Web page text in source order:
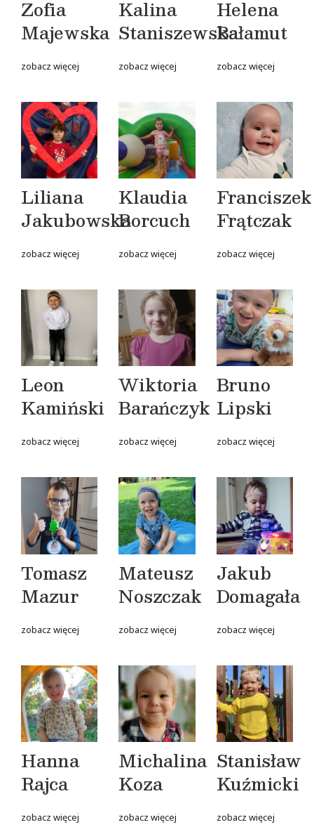
Zofia
Majewska
zobacz więcej
Kalina
Staniszewska
zobacz więcej
Helena
Bałamut
zobacz więcej
Liliana
Jakubowska
zobacz więcej
Klaudia
Borcuch
zobacz więcej
Franciszek
Frątczak
zobacz więcej
Leon
Kamiński
zobacz więcej
Wiktoria
Barańczyk
zobacz więcej
Bruno
Lipski
zobacz więcej
Tomasz
Mazur
zobacz więcej
Mateusz
Noszczak
zobacz więcej
Jakub
Domagała
zobacz więcej
Hanna
Rajca
zobacz więcej
Michalina
Koza
zobacz więcej
Stanisław
Kuźmicki
zobacz więcej